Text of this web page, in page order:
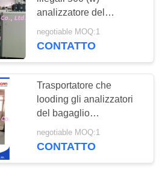
analizzatore del
bagaglio del tunnel X
Ray da 300 (H) millimetri
negotiable MOQ:1
CONTATTO
Trasportatore che
looding gli analizzatori
del bagaglio
dell'analizzatore del
raggio di 150KG x per
negotiable MOQ:1
CONTATTO